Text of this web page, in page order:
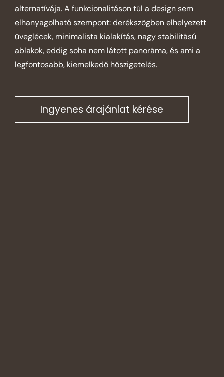
alternatívája. A funkcionalitáson túl a design sem
elhanyagolható szempont: derékszögben elhelyezett
üveglécek, minimalista kialakítás, nagy stabilitású
ablakok, eddig soha nem látott panoráma, és ami a
legfontosabb, kiemelkedő hőszigetelés.
Ingyenes árajánlat kérése